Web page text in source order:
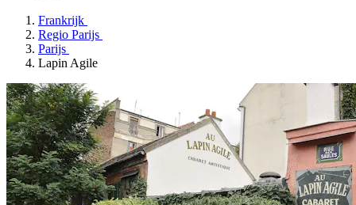
Frankrijk
Regio Parijs
Parijs
Lapin Agile